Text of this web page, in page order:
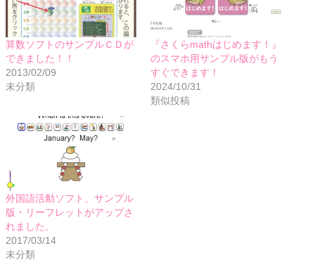
算数ソフトのサンプルＣＤが
できました！！
2013/02/09
未分類
『さくらmathはじめます！』
のスマホ用サンプル版がもう
すぐできます！
2024/10/31
類似投稿
外国語活動ソフト、サンプル
版・リーフレットがアップさ
れました。
2017/03/14
未分類